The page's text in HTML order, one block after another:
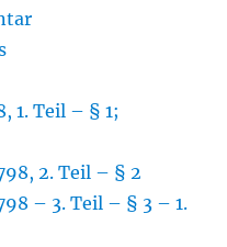
1. Teil – § 1;
2. Teil – § 2
– 3. Teil – § 3 – 1.